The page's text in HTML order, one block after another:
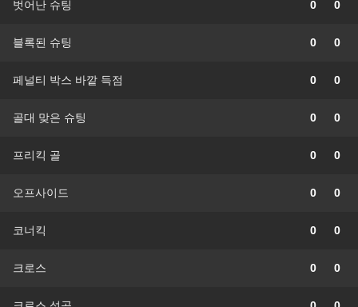
벗어난 슈팅 0 0
블록된 슈팅 0 0
페널티 박스 바깥 득점 0 0
골대 맞은 슈팅 0 0
프리킥 골 0 0
오프사이드 0 0
코너킥 0 0
크로스 0 0